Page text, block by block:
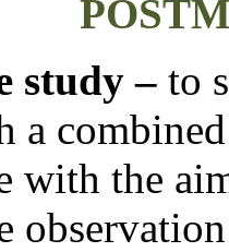
study – to
a
with the